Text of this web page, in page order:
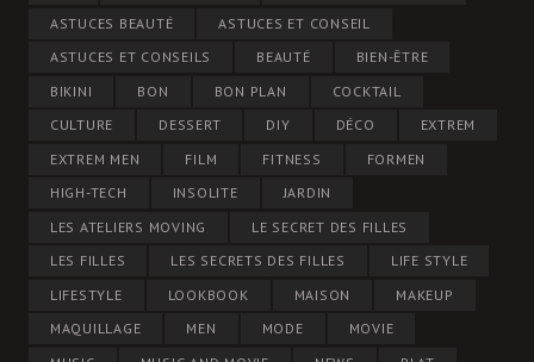
ASTUCES BEAUTÉ
ASTUCES ET CONSEIL
ASTUCES ET CONSEILS
BEAUTÉ
BIEN-ÊTRE
BIKINI
BON BON PLAN
COCKTAIL
CULTURE
DESSERT DIY DÉCO
EXTREM
EXTREM MEN
FILM FITNESS
FORMEN
HIGH-TECH
INSOLITE
JARDIN
LES ATELIERS MOVING
LE SECRET DES FILLES
LES FILLES
LES SECRETS DES FILLES
LIFE STYLE
LIFESTYLE
LOOKBOOK MAISON
MAKEUP
MAQUILLAGE
MEN MODE
MOVIE